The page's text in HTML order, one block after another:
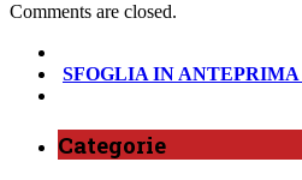
Comments are closed.
SFOGLIA IN ANTEPRIMA
Categorie